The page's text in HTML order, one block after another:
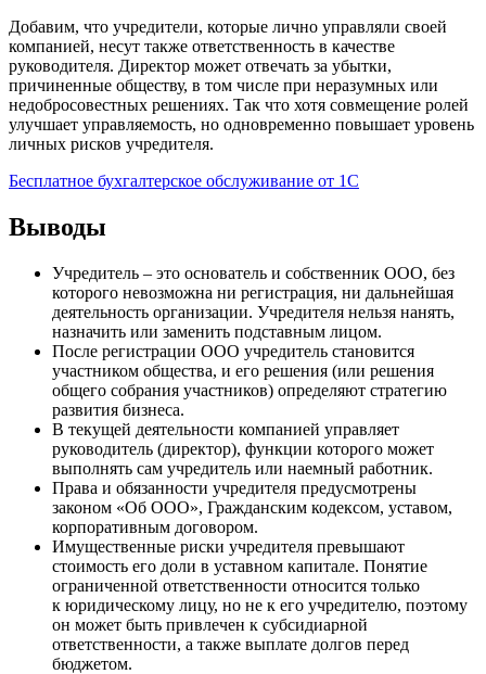
Добавим, что учредители, которые лично управляли своей
компанией, несут также ответственность в качестве
руководителя. Директор может отвечать за убытки,
причиненные обществу, в том числе при неразумных или
недобросовестных решениях. Так что хотя совмещение ролей
улучшает управляемость, но одновременно повышает уровень
личных рисков учредителя.
Бесплатное бухгалтерское обслуживание от 1С
Выводы
Учредитель – это основатель и собственник ООО, без
которого невозможна ни регистрация, ни дальнейшая
деятельность организации. Учредителя нельзя нанять,
назначить или заменить подставным лицом.
После регистрации ООО учредитель становится
участником общества, и его решения (или решения
общего собрания участников) определяют стратегию
развития бизнеса.
В текущей деятельности компанией управляет
руководитель (директор), функции которого может
выполнять сам учредитель или наемный работник.
Права и обязанности учредителя предусмотрены
законом «Об ООО», Гражданским кодексом, уставом,
корпоративным договором.
Имущественные риски учредителя превышают
стоимость его доли в уставном капитале. Понятие
ограниченной ответственности относится только
к юридическому лицу, но не к его учредителю, поэтому
он может быть привлечен к субсидиарной
ответственности, а также выплате долгов перед
бюджетом.